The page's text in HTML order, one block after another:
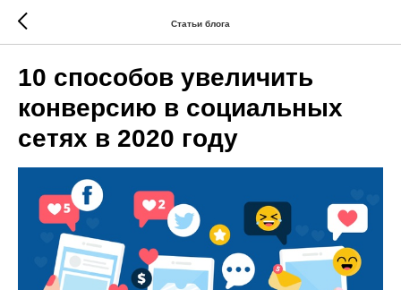
Статьи блога
10 способов увеличить
конверсию в социальных
сетях в 2020 году